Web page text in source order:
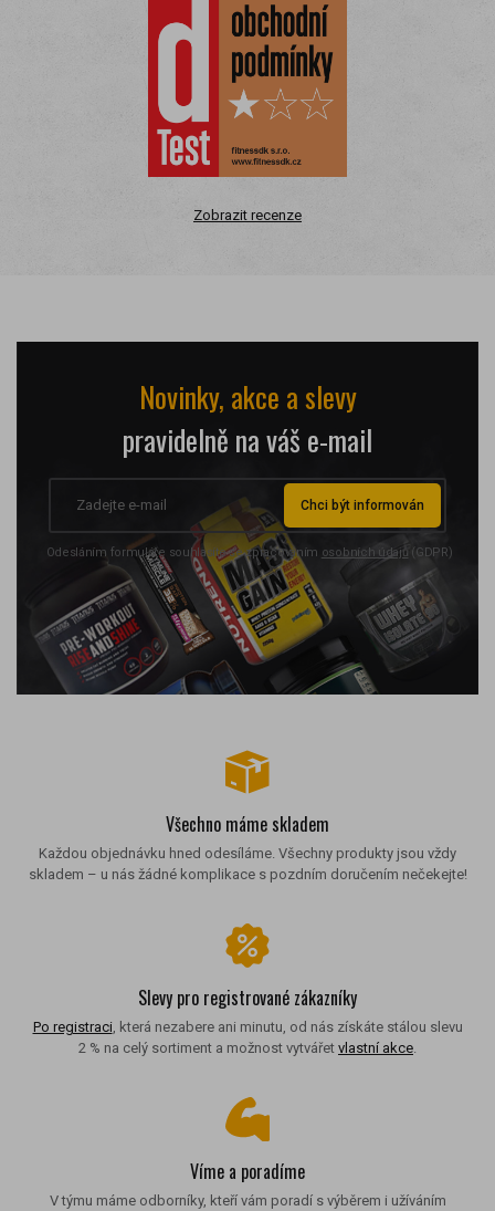
Zobrazit recenze
Novinky, akce a slevy
pravidelně na váš e-mail
Chci být informován
Odesláním formuláře souhlasíte se zpracováním osobních údajů (GDPR)
Všechno máme skladem
Každou objednávku hned odesíláme. Všechny produkty jsou vždy
skladem – u nás žádné komplikace s pozdním doručením nečekejte!
Slevy pro registrované zákazníky
Po registraci , která nezabere ani minutu, od nás získáte stálou slevu
2 % na celý sortiment a možnost vytvářet vlastní akce
Víme a poradíme
V týmu máme odborníky, kteří vám poradí s výběrem i užíváním